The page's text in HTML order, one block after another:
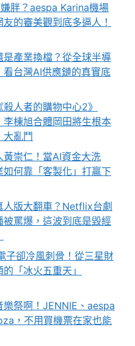
胖？aespa Karina機場
的審美觀到底多逼人！
是產業換檔？從全球半導
看台灣AI供應鏈的真實底
人者的購物中心2》
棟旭合體岡田將生根本
大亂鬥
黃崇仁！當AI資金大洗
如何靠「客製化」打贏下
人版大翻車？Netflix台劇
被罵爆，這波到底是毀經
子卻冷風刺骨！從三星財
「冰火五重天」
樂祭啊！JENNIE、aespa
，不用買機票在家也能